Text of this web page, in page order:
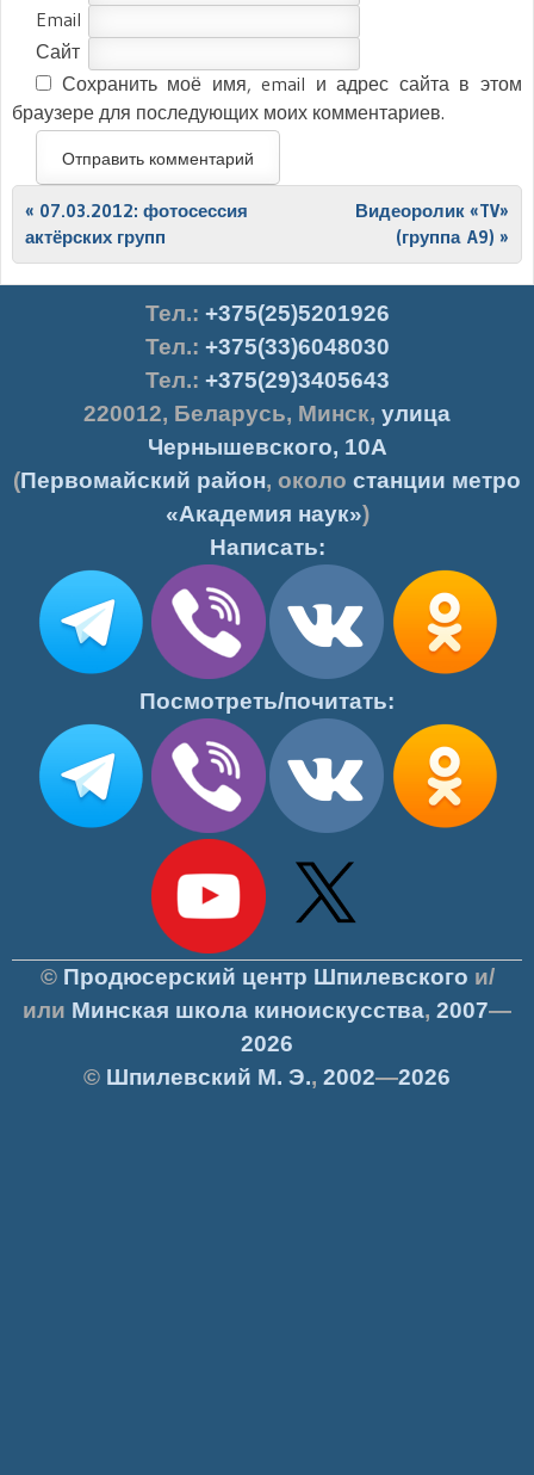
Email
Сайт
Сохранить моё имя, email и адрес сайта в этом
браузере для последующих моих комментариев.
Post navigation
« 07.03.2012: фотосессия
актёрских групп
Видеоролик «TV»
(группа A9) »
Тел.: +375(25)5201926
Тел.: +375(33)6048030
Тел.: +375(29)3405643
220012, Беларусь, Минск, улица
Чернышевского, 10А
(Первомайский район, около станции метро
«Академия наук»)
Написать:
Посмотреть/почитать:
© Продюсерский центр Шпилевского и/
или Минская школа киноискусства, 2007—
2026
© Шпилевский М. Э., 2002—2026